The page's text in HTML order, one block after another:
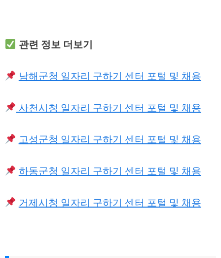
관련 정보 더보기
남해군청 일자리 구하기 센터 포털 및 채용
사천시청 일자리 구하기 센터 포털 및 채용
고성군청 일자리 구하기 센터 포털 및 채용
하동군청 일자리 구하기 센터 포털 및 채용
거제시청 일자리 구하기 센터 포털 및 채용